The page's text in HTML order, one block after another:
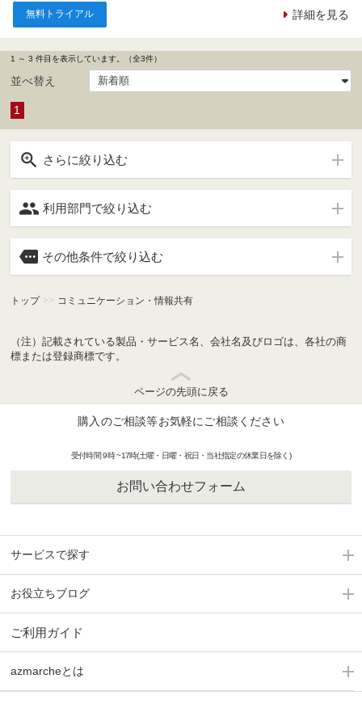
無料トライアル 詳細を見る
1 ～ 3 件目を表示しています。（全3件）
並べ替え
1
 さらに絞り込む
 利用部門で絞り込む
 その他条件で絞り込む
トップ >> コミュニケーション・情報共有
（注）記載されている製品・サービス名、会社名及びロゴは、各社の商
標または登録商標です。
ページの先頭に戻る
購入のご相談等お気軽にご相談ください
受付時間 9時 ~17時(土曜・日曜・祝日・当社指定の休業日を除く)
お問い合わせフォーム
サービスで探す
お役立ちブログ
ご利用ガイド
azmarcheとは